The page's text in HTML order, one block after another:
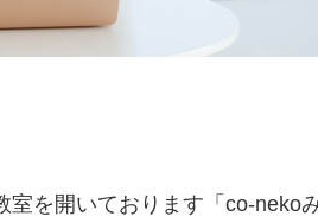
を開いております「co-neko